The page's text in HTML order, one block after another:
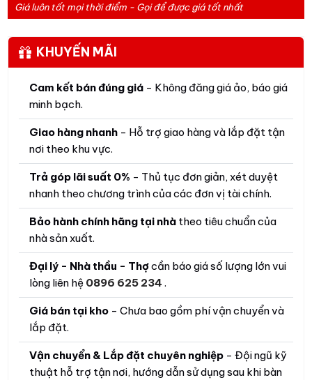
Giá luôn tốt mọi thời điểm - Gọi để được giá tốt nhất
KHUYẾN MÃI
Cam kết bán đúng giá - Không đăng giá ảo, báo giá
minh bạch.
Giao hàng nhanh - Hỗ trợ giao hàng và lắp đặt tận
nơi theo khu vực.
Trả góp lãi suất 0% - Thủ tục đơn giản, xét duyệt
nhanh theo chương trình của các đơn vị tài chính.
Bảo hành chính hãng tại nhà theo tiêu chuẩn của
nhà sản xuất.
Đại lý - Nhà thầu - Thợcần báo giá số lượng lớn vui
lòng liên hệ 0896 625 234.
Giá bán tại kho - Chưa bao gồm phí vận chuyển và
lắp đặt.
Vận chuyển & Lắp đặt chuyên nghiệp - Đội ngũ kỹ
thuật hỗ trợ tận nơi, hướng dẫn sử dụng sau khi bàn